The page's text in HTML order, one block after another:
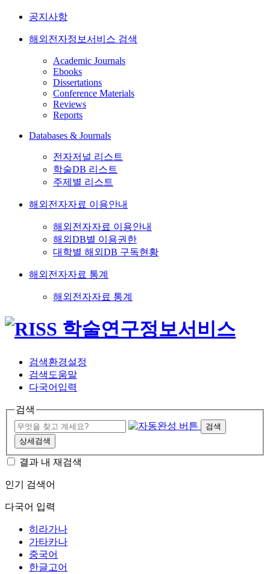
공지사항
해외전자정보서비스 검색
Academic Journals
Ebooks
Dissertations
Conference Materials
Reviews
Reports
Databases & Journals
전자저널 리스트
학술DB 리스트
주제별 리스트
해외전자자료 이용안내
해외전자자료 이용안내
해외DB별 이용권한
대학별 해외DB 구독현황
해외전자자료 통계
해외전자자료 통계
검색환경설정
검색도움말
다국어입력
검색
검색
상세검색
결과 내 재검색
인기 검색어
다국어 입력
히라가나
가타카나
중국어
한글고어